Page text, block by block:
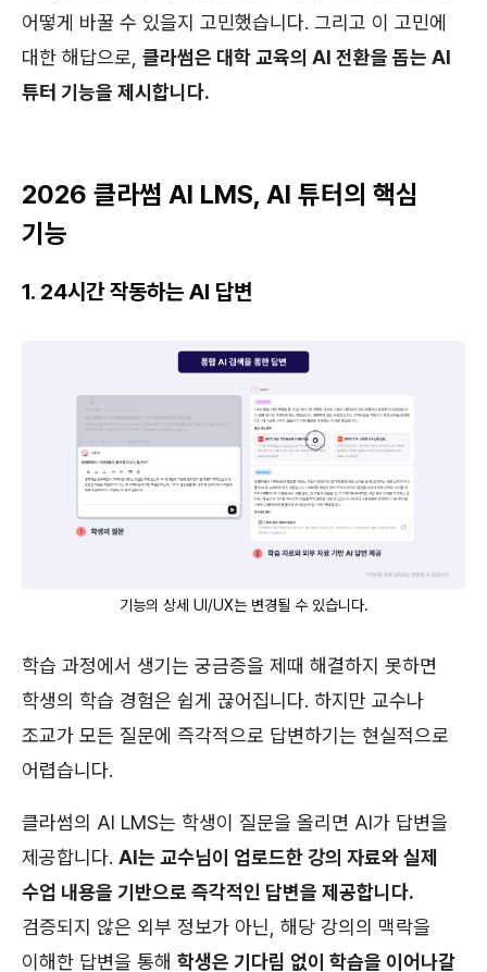
어떻게 바꿀 수 있을지 고민했습니다. 그리고 이 고민에
대한 해답으로, 클라썸은 대학 교육의 AI 전환을 돕는 AI
튜터 기능을 제시합니다.
2026 클라썸 AI LMS, AI 튜터의 핵심
기능
1. 24시간 작동하는 AI 답변
기능의 상세 UI/UX는 변경될 수 있습니다.
학습 과정에서 생기는 궁금증을 제때 해결하지 못하면
학생의 학습 경험은 쉽게 끊어집니다. 하지만 교수나
조교가 모든 질문에 즉각적으로 답변하기는 현실적으로
어렵습니다.
클라썸의 AI LMS는 학생이 질문을 올리면 AI가 답변을
제공합니다. AI는 교수님이 업로드한 강의 자료와 실제
수업 내용을 기반으로 즉각적인 답변을 제공합니다.
검증되지 않은 외부 정보가 아닌, 해당 강의의 맥락을
이해한 답변을 통해 학생은 기다림 없이 학습을 이어나갈